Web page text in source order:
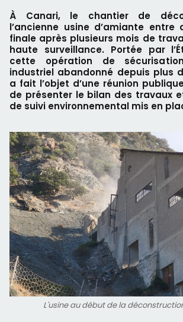
À Canari, le chantier de
l’ancienne usine d’amiante
finale après plusieurs mois de
haute surveillance. Portée par
cette opération de
industriel abandonné depuis plus
a fait l’objet d’une réunion
de présenter le bilan des travaux
de suivi environnemental mis en
L'usine au début de la